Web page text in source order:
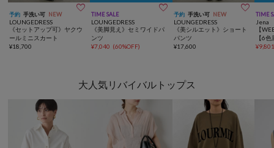
予約 手洗い可 NEW 
LOUNGEDRESS
《セットアップ可》ヤクウ
ールミニスカート
¥18,700
TIME SALE 
LOUNGEDRESS
《美脚見え》セミワイドパ
ンツ
¥7,040 (60%OFF)
予約 手洗い可 NEW 
LOUNGEDRESS
《美シルエット》ショート
パンツ
¥17,600
TIME
Jena
【
【6
ラー
¥
大人気リバイバルトップス